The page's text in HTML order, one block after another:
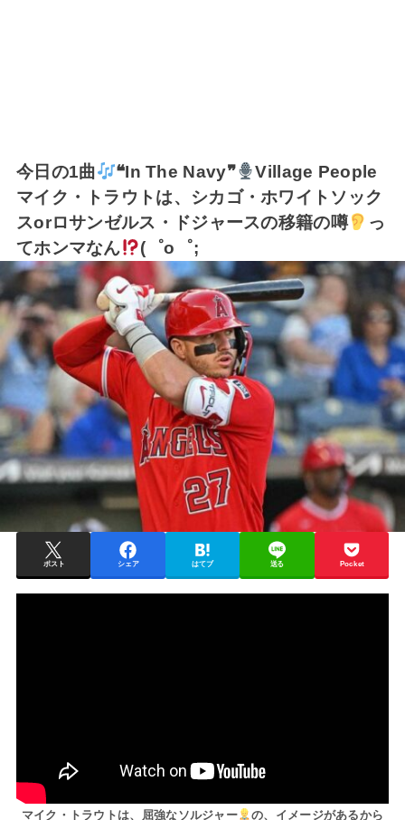
今日の1曲 ❝In The Navy❞
Village People
マイク・トラウトは、シカゴ・ホワイトソック
スorロサンゼルス・ドジャースの移籍の噂
っ
てホンマなん
(⁠゜⁠o⁠゜⁠;
ポスト シェア はてブ 送る Pocket
マイク・トラウトは、屈強なソルジャー の、イメージがあるから